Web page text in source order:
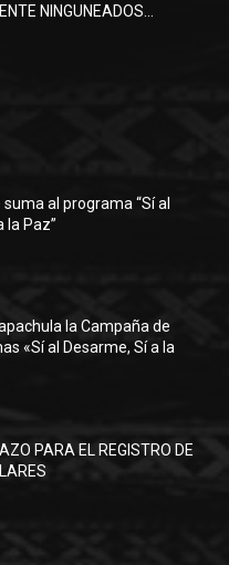
NINGUNEADOS…
al programa “Sí al
la Paz”
la Campaña de
«Sí al Desarme, Sí a la
PARA EL REGISTRO DE